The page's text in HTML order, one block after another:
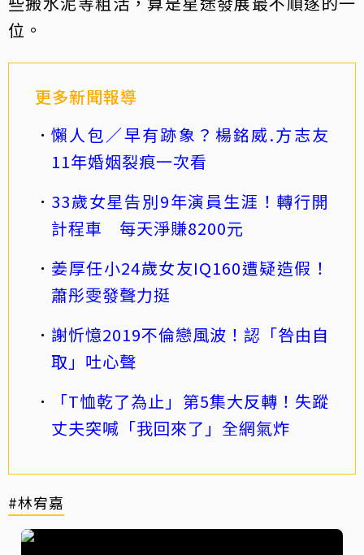
位。
更多新聞報導
懶人包／早有跡象？楊銘威.方志友
11年婚姻裂痕一次看
33歲女星告別9年演員生涯！轉行開
計程車 每天淨賺8200元
姜厚任小24歲女友IQ160遭疑造假！
蕭彤雯發聲力挺
謝忻憶2019不倫戀風波！認「咎由自
取」吐心聲
「T恤乾了為止」第5集大反轉！失蹤
丈夫突喊「我回來了」全網氣炸
#林宥嘉